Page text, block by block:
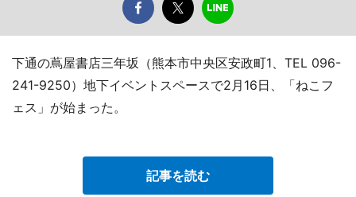
下通の蔦屋書店三年坂（熊本市中央区安政町1、TEL 096-
241-9250）地下イベントスペースで2月16日、「ねこフ
ェス」が始まった。
記事を読む